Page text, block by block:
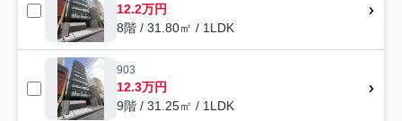
12.2万円
8階 / 31.80㎡ / 1LDK
903
12.3万円
9階 / 31.25㎡ / 1LDK